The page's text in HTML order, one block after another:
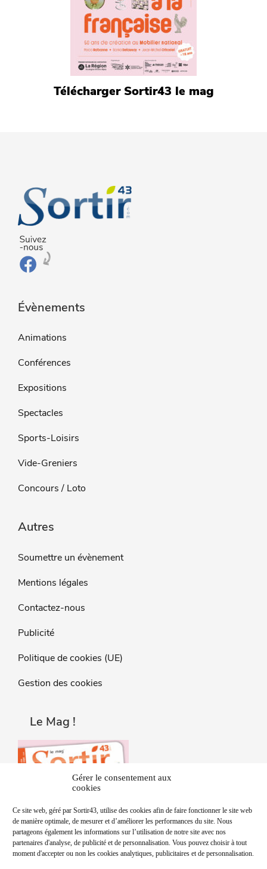
Gérer le consentement aux
cookies
Ce site web, géré par Sortir43, utilise des cookies afin de faire fonctionner le site web
de manière optimale, de mesurer et d’améliorer les performances du site. Nous
partageons également les informations sur l’utilisation de notre site avec nos
partenaires d'analyse, de publicité et de personnalisation. Vous pouvez choisir à tout
moment d'accepter ou non les cookies analytiques, publicitaires et de personnalisation.
Télécharger Sortir43 le mag
Évènements
Animations
Conférences
Expositions
Spectacles
Sports-Loisirs
Vide-Greniers
Concours / Loto
Autres
Soumettre un évènement
Mentions légales
Contactez-nous
Publicité
Politique de cookies (UE)
Gestion des cookies
Le Mag !